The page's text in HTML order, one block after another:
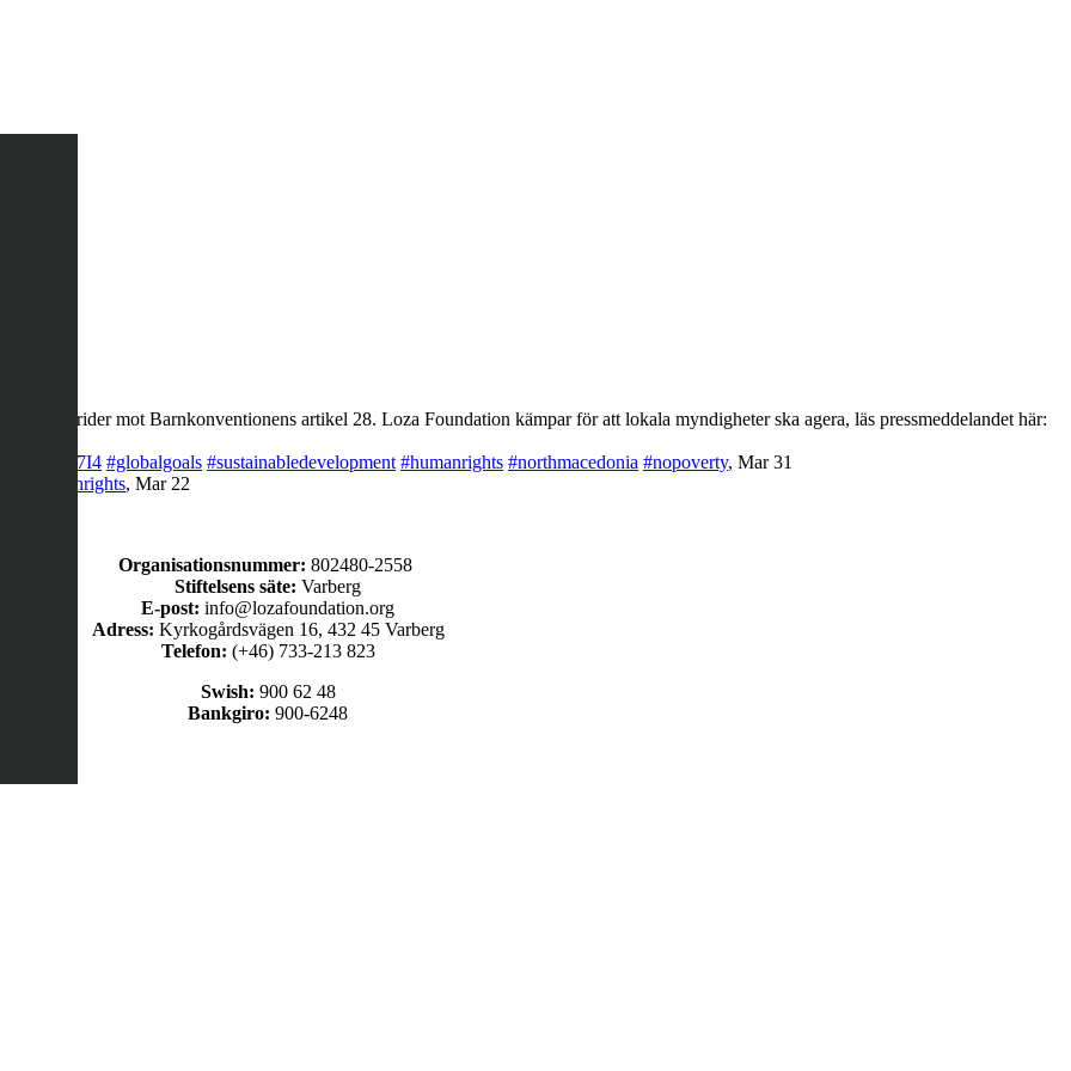
det strider mot Barnkonventionens artikel 28. Loza Foundation kämpar för att lokala myndigheter ska agera, läs pressmeddelandet här:
#globalgoals #sustainabledevelopment #humanrights #northmacedonia #nopoverty, Mar 31
#humanrights, Mar 22
Organisationsnummer: 802480-2558
Stiftelsens säte: Varberg
E-post: info@lozafoundation.org
Adress: Kyrkogårdsvägen 16, 432 45 Varberg
Telefon: (+46) 733-213 823
Swish: 900 62 48
Bankgiro: 900-6248